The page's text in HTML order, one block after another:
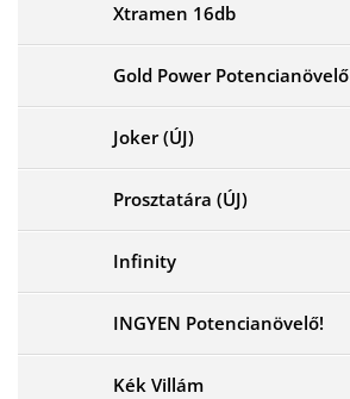
Xtramen 16db
Gold Power Potencianövelő
Joker (ÚJ)
Prosztatára (ÚJ)
Infinity
INGYEN Potencianövelő!
Kék Villám